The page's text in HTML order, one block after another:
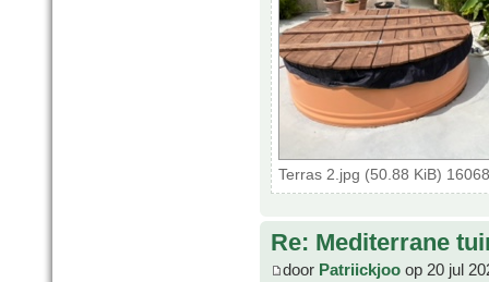
Terras 2.jpg (50.88 KiB)
Re: Mediterrane
door Patriickjoo op 20 jul